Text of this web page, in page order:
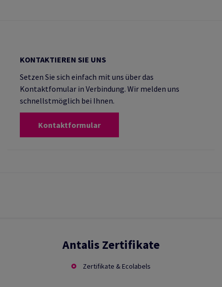
KONTAKTIEREN SIE UNS
Setzen Sie sich einfach mit uns über das
Kontaktfomular in Verbindung. Wir melden uns
schnellstmöglich bei Ihnen.
Kontaktformular
Antalis Zertifikate
Zertifikate & Ecolabels